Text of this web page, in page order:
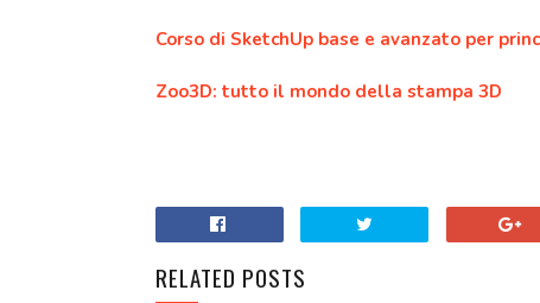
Corso di SketchUp base e avanzato per
Zoo3D: tutto il mondo della stampa 3D
RELATED POSTS